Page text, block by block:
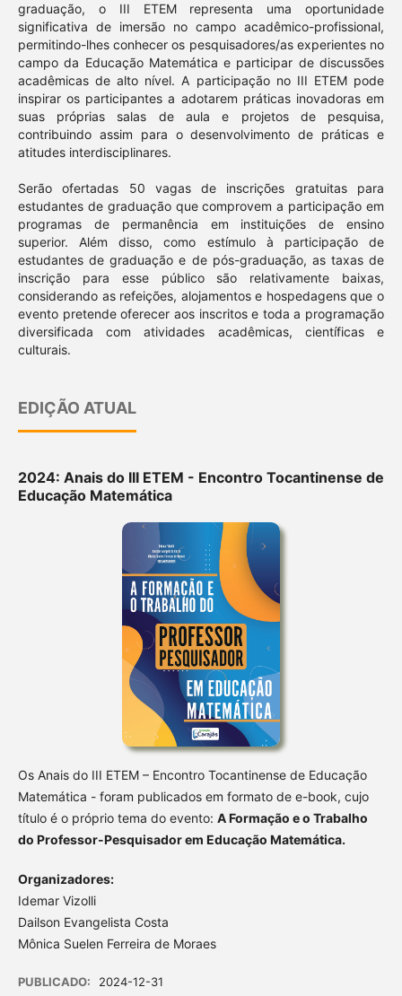
graduação, o III ETEM representa uma oportunidade
significativa de imersão no campo acadêmico-profissional,
permitindo-lhes conhecer os pesquisadores/as experientes no
campo da Educação Matemática e participar de discussões
acadêmicas de alto nível. A participação no III ETEM pode
inspirar os participantes a adotarem práticas inovadoras em
suas próprias salas de aula e projetos de pesquisa,
contribuindo assim para o desenvolvimento de práticas e
atitudes interdisciplinares.
Serão ofertadas 50 vagas de inscrições gratuitas para
estudantes de graduação que comprovem a participação em
programas de permanência em instituições de ensino
superior. Além disso, como estímulo à participação de
estudantes de graduação e de pós-graduação, as taxas de
inscrição para esse público são relativamente baixas,
considerando as refeições, alojamentos e hospedagens que o
evento pretende oferecer aos inscritos e toda a programação
diversificada com atividades acadêmicas, científicas e
culturais.
EDIÇÃO ATUAL
2024: Anais do III ETEM - Encontro Tocantinense de
Educação Matemática
Os Anais do III ETEM – Encontro Tocantinense de Educação
Matemática - foram publicados em formato de e-book, cujo
título é o próprio tema do evento: A Formação e o Trabalho
do Professor-Pesquisador em Educação Matemática.
Organizadores:
Idemar Vizolli
Dailson Evangelista Costa
Mônica Suelen Ferreira de Moraes
PUBLICADO: 2024-12-31